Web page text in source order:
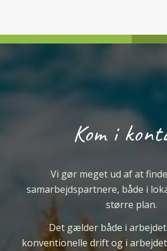
Kom i
Vi gør meget ud af at
samarbejdspartnere, både i
større plan.
Det gælder både i
konventionelle drift og i